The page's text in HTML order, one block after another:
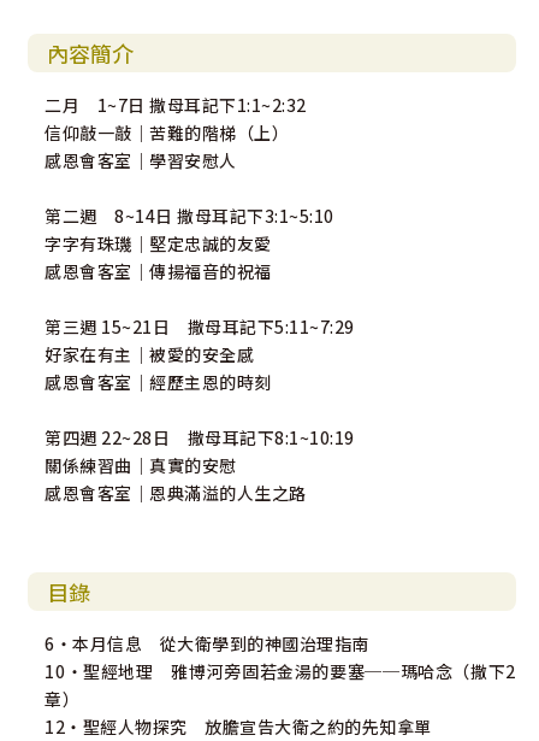
內容簡介
二月 1~7日 撒母耳記下1:1~2:32
信仰敲一敲｜苦難的階梯（上）
感恩會客室｜學習安慰人
第二週 8~14日 撒母耳記下3:1~5:10
字字有珠璣｜堅定忠誠的友愛
感恩會客室｜傳揚福音的祝福
第三週 15~21日 撒母耳記下5:11~7:29
好家在有主｜被愛的安全感
感恩會客室｜經歷主恩的時刻
第四週 22~28日 撒母耳記下8:1~10:19
關係練習曲｜真實的安慰
感恩會客室｜恩典滿溢的人生之路
目錄
6・本月信息 從大衛學到的神國治理指南
10・聖經地理 雅博河旁固若金湯的要塞──瑪哈念（撒下2
章）
12・聖經人物探究 放膽宣告大衛之約的先知拿單